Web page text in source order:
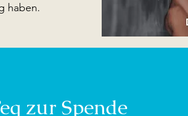
haben.
zur Spende